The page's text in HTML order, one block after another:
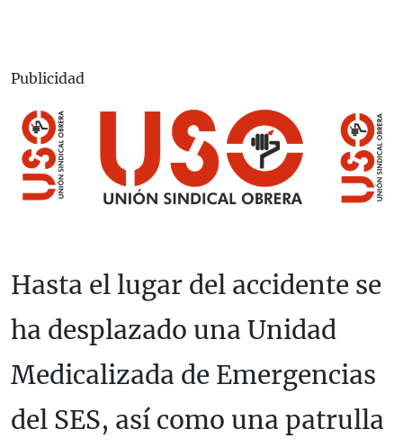
Publicidad
Hasta el lugar del accidente se
ha desplazado una Unidad
Medicalizada de Emergencias
del SES, así como una patrulla